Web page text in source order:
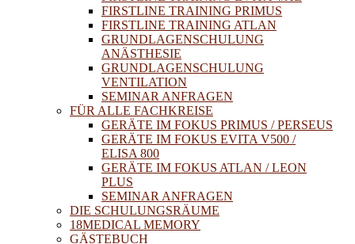
FIRSTLINE TRAINING PRIMUS
FIRSTLINE TRAINING ATLAN
GRUNDLAGENSCHULUNG
ANÄSTHESIE
GRUNDLAGENSCHULUNG
VENTILATION
SEMINAR ANFRAGEN
FÜR ALLE FACHKREISE
GERÄTE IM FOKUS PRIMUS / PERSEUS
GERÄTE IM FOKUS EVITA V500 /
ELISA 800
GERÄTE IM FOKUS ATLAN / LEON
PLUS
SEMINAR ANFRAGEN
DIE SCHULUNGSRÄUME
18MEDICAL MEMORY
GÄSTEBUCH